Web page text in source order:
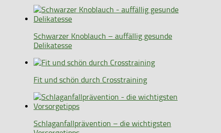
Schwarzer Knoblauch – auffällig gesunde
Delikatesse
Fit und schön durch Crosstraining
Schlaganfallprävention – die wichtigsten